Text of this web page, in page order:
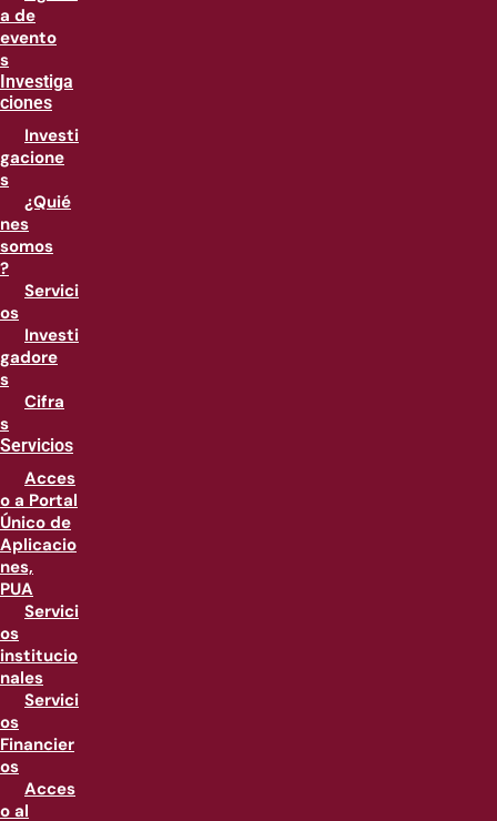
a de
evento
s
Investiga
ciones
Investi
gacione
s
¿Quié
nes
somos
?
Servici
os
Investi
gadore
s
Cifra
s
Servicios
Acces
o a Portal
Único de
Aplicacio
nes,
PUA
Servici
os
institucio
nales
Servici
os
Financier
os
Acces
o al